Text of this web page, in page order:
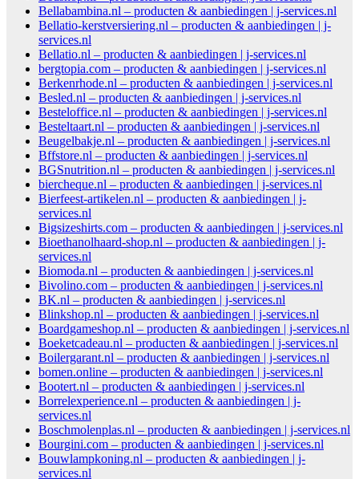
Bellabambina.nl – producten & aanbiedingen | j-services.nl
Bellatio-kerstversiering.nl – producten & aanbiedingen | j-
services.nl
Bellatio.nl – producten & aanbiedingen | j-services.nl
bergtopia.com – producten & aanbiedingen | j-services.nl
Berkenrhode.nl – producten & aanbiedingen | j-services.nl
Besled.nl – producten & aanbiedingen | j-services.nl
Besteloffice.nl – producten & aanbiedingen | j-services.nl
Besteltaart.nl – producten & aanbiedingen | j-services.nl
Beugelbakje.nl – producten & aanbiedingen | j-services.nl
Bffstore.nl – producten & aanbiedingen | j-services.nl
BGSnutrition.nl – producten & aanbiedingen | j-services.nl
biercheque.nl – producten & aanbiedingen | j-services.nl
Bierfeest-artikelen.nl – producten & aanbiedingen | j-
services.nl
Bigsizeshirts.com – producten & aanbiedingen | j-services.nl
Bioethanolhaard-shop.nl – producten & aanbiedingen | j-
services.nl
Biomoda.nl – producten & aanbiedingen | j-services.nl
Bivolino.com – producten & aanbiedingen | j-services.nl
BK.nl – producten & aanbiedingen | j-services.nl
Blinkshop.nl – producten & aanbiedingen | j-services.nl
Boardgameshop.nl – producten & aanbiedingen | j-services.nl
Boeketcadeau.nl – producten & aanbiedingen | j-services.nl
Boilergarant.nl – producten & aanbiedingen | j-services.nl
bomen.online – producten & aanbiedingen | j-services.nl
Bootert.nl – producten & aanbiedingen | j-services.nl
Borrelexperience.nl – producten & aanbiedingen | j-
services.nl
Boschmolenplas.nl – producten & aanbiedingen | j-services.nl
Bourgini.com – producten & aanbiedingen | j-services.nl
Bouwlampkoning.nl – producten & aanbiedingen | j-
services.nl